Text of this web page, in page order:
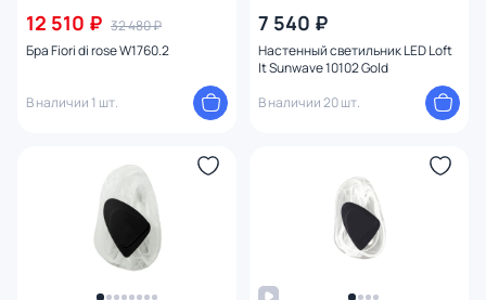
12 510 ₽ 32 480 ₽
Бра Fiori di rose W1760.2
В наличии 1 шт.
7 540 ₽
Настенный светильник LED Loft
It Sunwave 10102 Gold
В наличии 20 шт.